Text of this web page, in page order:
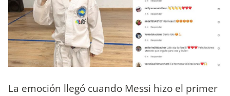
La emoción llegó cuando Messi hizo el primer